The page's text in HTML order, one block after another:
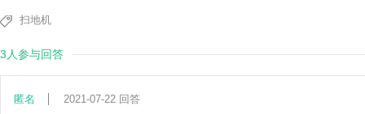
扫地机
3人参与回答
匿名 2021-07-22 回答